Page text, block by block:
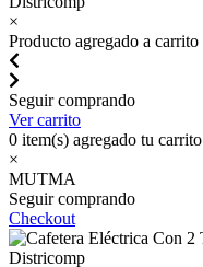
×
Producto agregado a carrito
Seguir comprando
Ver carrito
0 item(s) agregado tu carrito
×
MUTMA
Seguir comprando
Checkout